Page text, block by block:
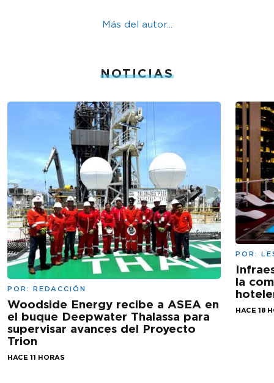
Más del autor...
NOTICIAS
POR: REDACCIÓN
Woodside Energy recibe a ASEA en
el buque Deepwater Thalassa para
supervisar avances del Proyecto
Trion
HACE 11 HORAS
POR:
la
HACE 18